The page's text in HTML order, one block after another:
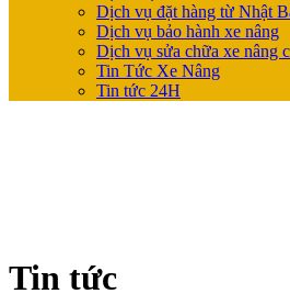
Dịch vụ đặt hàng từ Nhật
Dịch vụ bảo hành xe nâng
Dịch vụ sửa chữa xe nâng
Tin Tức Xe Nâng
Tin tức 24H
Tin tức